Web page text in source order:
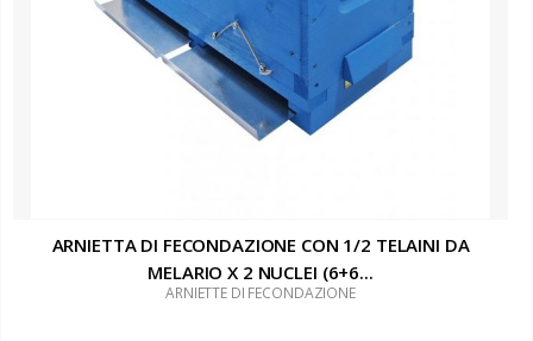
ARNIETTA DI FECONDAZIONE CON 1/2 TELAINI DA
MELARIO X 2 NUCLEI (6+6...
ARNIETTE DI FECONDAZIONE